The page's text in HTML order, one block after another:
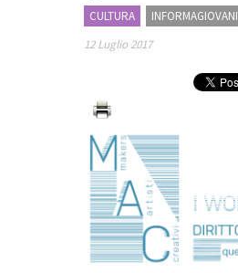
CULTURA
INFORMAGIOVANI
12 Luglio 2017